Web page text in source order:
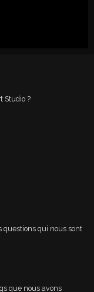
Studio ?
questions qui nous sont
que nous avons